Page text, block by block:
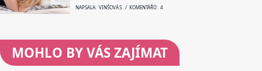
NAPSALA: VINŠOVÁ S. / KOMENTÁŘŮ: 4
MOHLO BY VÁS ZAJÍMAT